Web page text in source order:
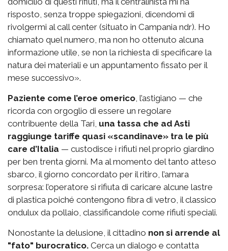
risposto, senza troppe spiegazioni, dicendomi di
rivolgermi al call center (situato in Campania ndr). Ho
chiamato quel numero, ma non ho ottenuto alcuna
informazione utile, se non la richiesta di specificare la
natura dei materiali e un appuntamento fissato per il
mese successivo».
Paziente come l’eroe omerico , l’astigiano — che
ricorda con orgoglio di essere un regolare
contribuente della Tari, una tassa che ad Asti
raggiunge tariffe quasi «scandinave» tra le più
care d’Italia — custodisce i rifiuti nel proprio giardino
per ben trenta giorni. Ma al momento del tanto atteso
sbarco, il giorno concordato per il ritiro, l’amara
sorpresa: l’operatore si rifiuta di caricare alcune lastre
di plastica poiché contengono fibra di vetro, il classico
ondulux da pollaio, classificandole come rifiuti speciali.
Nonostante la delusione, il cittadino non si arrende al
"fato" burocratico. Cerca un dialogo e contatta